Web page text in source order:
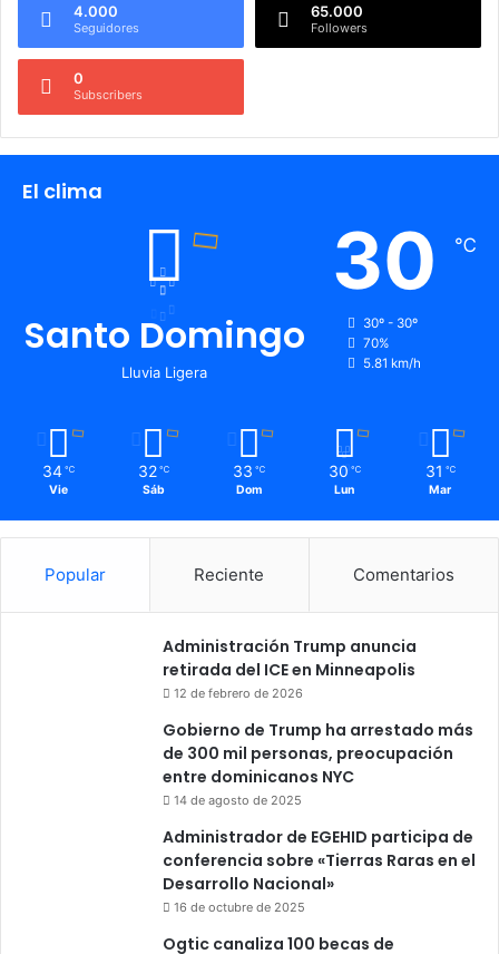
4.000
Seguidores
65.000
Followers
0
Subscribers
El clima
Santo Domingo
Lluvia Ligera
30 ℃
30º - 30º
70%
5.81 km/h
34 ℃
Vie
32 ℃
Sáb
33 ℃
Dom
30 ℃
Lun
31 ℃
Mar
Popular Reciente Comentarios
Administración Trump anuncia
retirada del ICE en Minneapolis
12 de febrero de 2026
Gobierno de Trump ha arrestado más
de 300 mil personas, preocupación
entre dominicanos NYC
14 de agosto de 2025
Administrador de EGEHID participa de
conferencia sobre «Tierras Raras en el
Desarrollo Nacional»
16 de octubre de 2025
Ogtic canaliza 100 becas de